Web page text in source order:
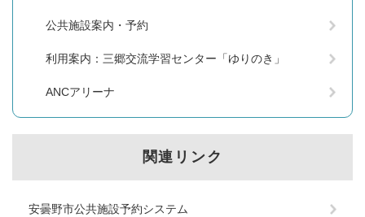
公共施設案内・予約
利用案内：三郷交流学習センター「ゆりのき」
ANCアリーナ
関連リンク
安曇野市公共施設予約システム